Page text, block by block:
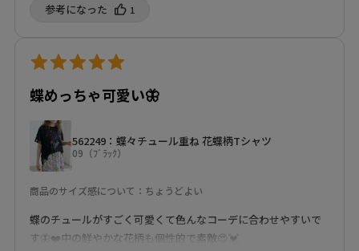
参考になった️ 1
蝶めっちゃ可愛い🦋
562249：蝶々チュール重ね 花蝶柄Tシャツ
09（ﾌﾞﾗｯｸ）
商品のサイズ感について：ちょうどよい
蝶のチュールがすごく可愛くて色んなコーデに合わせやすいで
す🦋❤️中の鮮やかな花柄も個性的で素敵😍💓